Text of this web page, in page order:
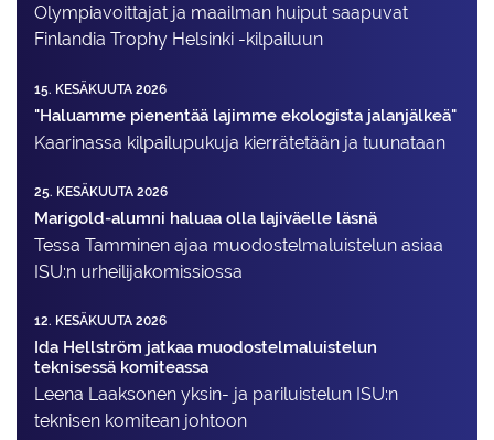
Olympiavoittajat ja maailman huiput saapuvat
Finlandia Trophy Helsinki -kilpailuun
15. KESÄKUUTA 2026
"Haluamme pienentää lajimme ekologista jalanjälkeä"
Kaarinassa kilpailupukuja kierrätetään ja tuunataan
25. KESÄKUUTA 2026
Marigold-alumni haluaa olla lajiväelle läsnä
Tessa Tamminen ajaa muodostelma­luistelun asiaa
ISU:n urheilija­komissiossa
12. KESÄKUUTA 2026
Ida Hellström jatkaa muodostelmaluistelun
teknisessä komiteassa
Leena Laaksonen yksin- ja pariluistelun ISU:n
teknisen komitean johtoon